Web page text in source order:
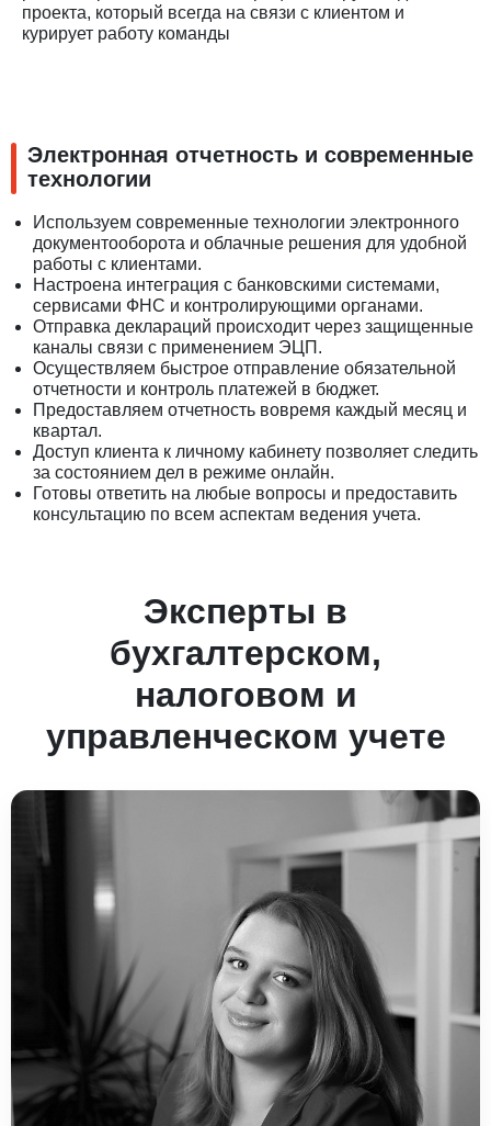
проекта, который всегда на связи с клиентом и
курирует работу команды
Электронная отчетность и современные
технологии
Используем современные технологии электронного
документооборота и облачные решения для удобной
работы с клиентами.
Настроена интеграция с банковскими системами,
сервисами ФНС и контролирующими органами.
Отправка деклараций происходит через защищенные
каналы связи с применением ЭЦП.
Осуществляем быстрое отправление обязательной
отчетности и контроль платежей в бюджет.
Предоставляем отчетность вовремя каждый месяц и
квартал.
Доступ клиента к личному кабинету позволяет следить
за состоянием дел в режиме онлайн.
Готовы ответить на любые вопросы и предоставить
консультацию по всем аспектам ведения учета.
Эксперты в
бухгалтерском,
налоговом и
управленческом учете